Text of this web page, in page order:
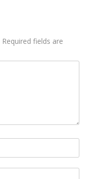
Required fields are